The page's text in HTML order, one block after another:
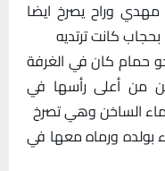
ولدهم مهدي وراح يصرخ ايضا
كانت ترتديه
يديه نحو حمام كان في الغرفة
من أعلى رأسها في
الساخن وهي تصرخ
مسرعا جاء بولده ورماه معها في